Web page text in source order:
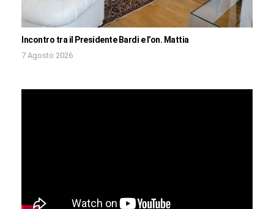
Incontro tra il Presidente Bardi e l’on. Mattia
7 Agosto 2026